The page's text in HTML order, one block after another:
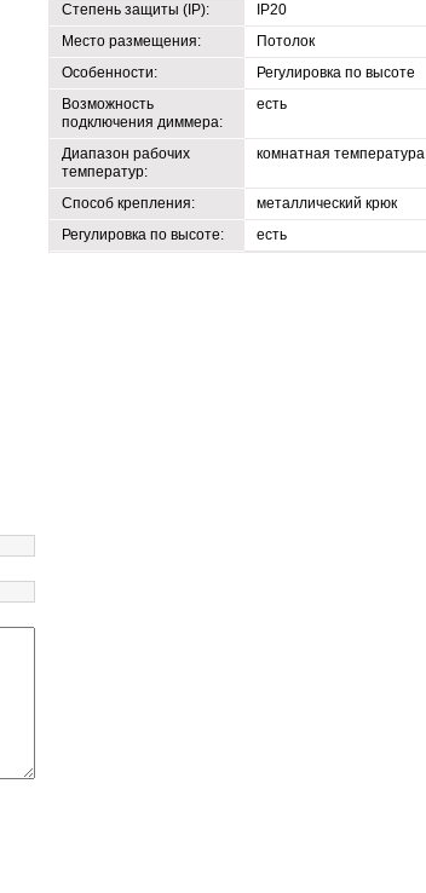
Степень защиты (IP):
IP20
Место размещения:
Потолок
Особенности:
Регулировка по высоте
Возможность
подключения диммера:
есть
Диапазон рабочих
температур:
комнатная температура
Способ крепления:
металлический крюк
Регулировка по высоте:
есть